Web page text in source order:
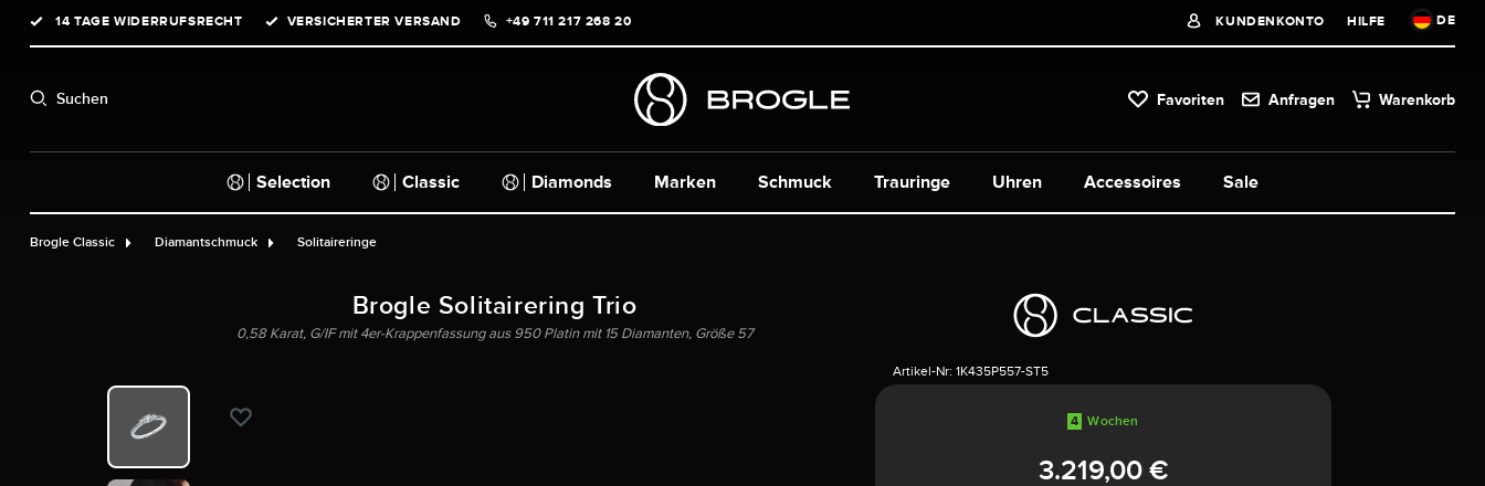
Zur Hauptnavigation springen
14 TAGE WIDERRUFSRECHT VERSICHERTER VERSAND +49 711 217 268 20 KUNDENKONTO HILFE DE
Suchen Favoriten Anfragen Warenkorb
Selection Classic Diamonds Marken Schmuck Uhren Accessoires Sale
Trauringe
Brogle Classic Diamantschmuck Solitaireringe
Brogle Solitairering Trio
0,58 Karat, G/IF mit 4er-Krappenfassung aus 950 Platin mit 15 Diamanten, Größe 57
Artikel-Nr: 1K435P557-ST5
4 Wochen
3.219,00 €